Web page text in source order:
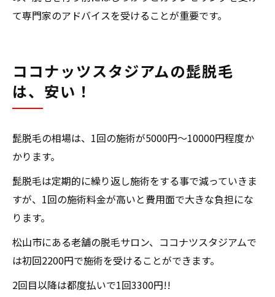
て専門家のアドバイスを受けることが重要です。
ココナッツスタジアムの髭脱毛
は、安い！
髭脱毛の相場は、1回の施術が5000円～10000円程度か
かります。
髭脱毛は定期的に繰り返し施術をする事で減っていきま
すが、1回の施術料金が高いと費用面で大きな負担にな
ります。
松山市にある老舗の脱毛サロン、ココナツスタジアムで
は初回2200円で施術を受けることができます。
2回目以降は都度払いで1回3300円!!